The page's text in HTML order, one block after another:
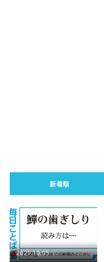
新着順
2021.10.05